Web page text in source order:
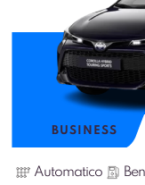
BUSINESS
Automatico